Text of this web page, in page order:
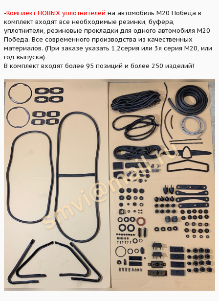
-Комплект НОВЫХ уплотнителей на автомобиль М20 Победа в
комплект входят все необходимые резинки, буфера,
уплотнители, резиновые прокладки для одного автомобиля М20
Победа. Все современного производства из качественных
материалов. (При заказе указать 1,2серия или 3я серия М20, или
год выпуска)
В комплект входят более 95 позиций и более 250 изделий!